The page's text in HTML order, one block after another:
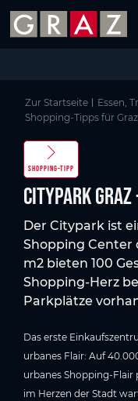
Skip to main content
Skip to table of contents
Skip to main navigation
Zur Startseite Essen,
Shopping-Tipps für Graz
SHOPPING-TIPP
Citypark Graz
Der Citypark ist
Shopping Center
m2 bieten 100
Shopping-Herz
Parkplätze
Das erste
urbanes Flair: Auf
urbanes Shopping-
im Herzen der Stadt